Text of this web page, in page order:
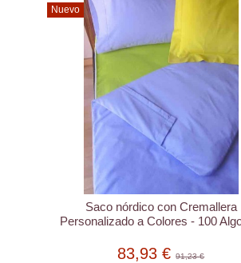
Nuevo
Saco nórdico con Cremallera
Personalizado a Colores - 100
83,93 €91,23 €